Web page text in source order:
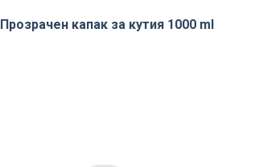
Прозрачен капак за кутия 1000 ml